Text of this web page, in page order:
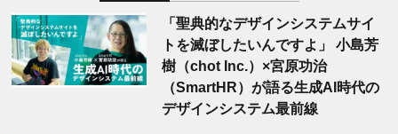
「聖典的なデザインシステムサイ
トを滅ぼしたいんですよ」 小島芳
樹（chot Inc.）×宮原功治
（SmartHR）が語る生成AI時代の
デザインシステム最前線